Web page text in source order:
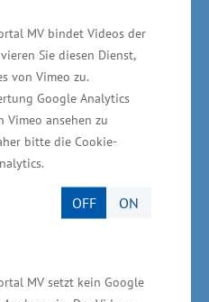
MV bindet Videos der
Sie diesen Dienst,
von Vimeo zu.
Google Analytics
Vimeo ansehen zu
bitte die Cookie-
OFF ON
MV setzt kein Google
an der
Gesamtwirtschaft von
Euro) leistet
wichtigen Beitrag zur
Jeder fünfte
arbeitet in der
siebte Euro an
Gesundheitswirtschaft
nimmt die